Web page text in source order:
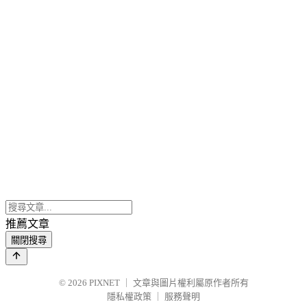
推薦文章
關閉搜尋
© 2026 PIXNET
文章與圖片權利屬原作者所有
隱私權政策
服務聲明